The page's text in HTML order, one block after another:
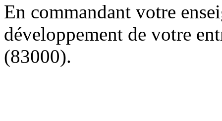
En commandant votre
développement de votre
(83000).